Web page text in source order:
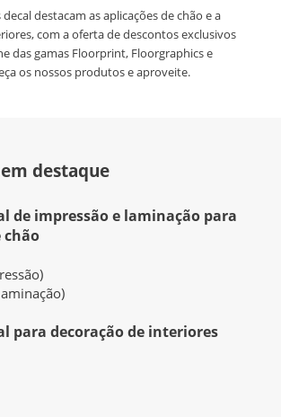
destacam as aplicações de chão e a
com a oferta de descontos exclusivos
das gamas Floorprint, Floorgraphics e
os nossos produtos e aproveite.
destaque
de impressão e laminação para
chão
para decoração de interiores